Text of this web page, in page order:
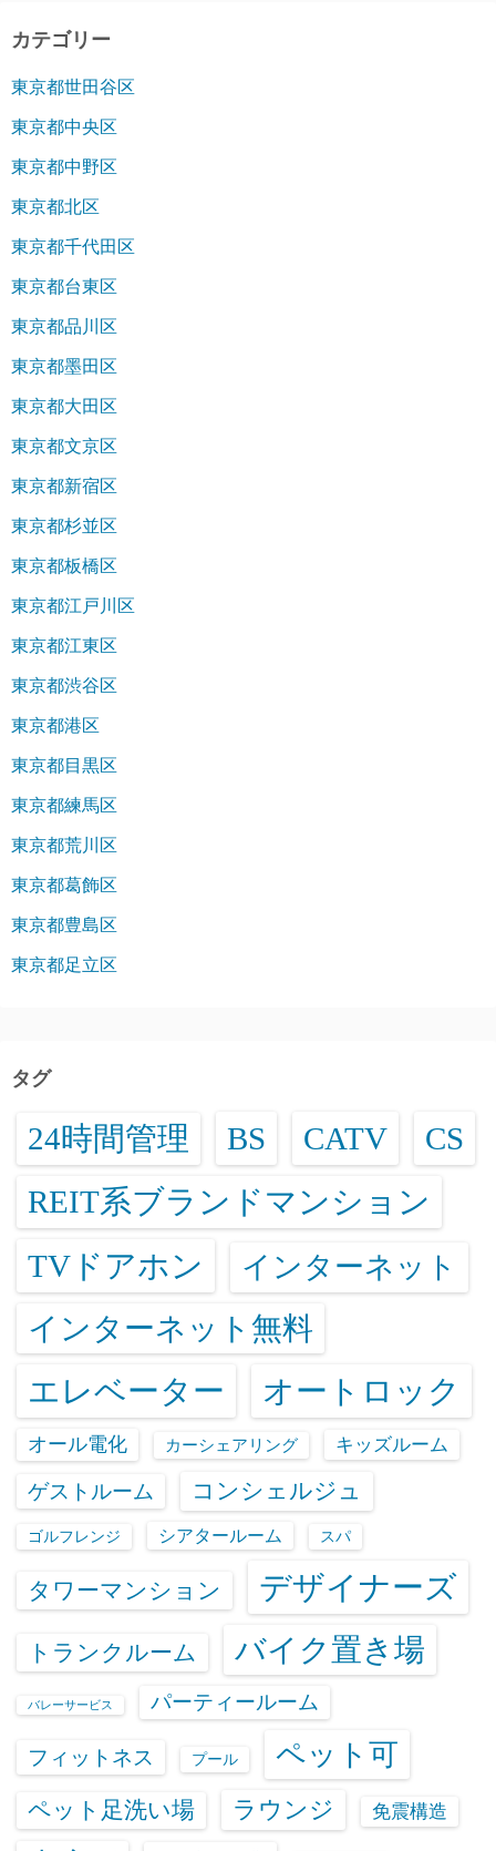
カテゴリー
東京都世田谷区
東京都中央区
東京都中野区
東京都北区
東京都千代田区
東京都台東区
東京都品川区
東京都墨田区
東京都大田区
東京都文京区
東京都新宿区
東京都杉並区
東京都板橋区
東京都江戸川区
東京都江東区
東京都渋谷区
東京都港区
東京都目黒区
東京都練馬区
東京都荒川区
東京都葛飾区
東京都豊島区
東京都足立区
タグ
24時間管理 BS CATV CS
REIT系ブランドマンション
TVドアホン インターネット
インターネット無料
エレベーター オートロック
オール電化 カーシェアリング キッズルーム
ゲストルーム コンシェルジュ
ゴルフレンジ シアタールーム スパ
タワーマンション デザイナーズ
トランクルーム バイク置き場
バレーサービス パーティールーム
フィットネス プール ペット可
ペット足洗い場 ラウンジ 免震構造